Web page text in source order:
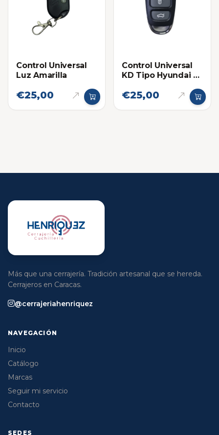
Control Universal
Luz Amarilla
€25,00
Control Universal
KD Tipo Hyundai 3
€25,00
Más que una cerrajería. Tradición artesanal que se hereda.
Cerrajeros en Caracas.
@cerrajeriahenriquez
NAVEGACIÓN
Inicio
Catálogo
Marcas
Seguir mi servicio
Contacto
SEDES